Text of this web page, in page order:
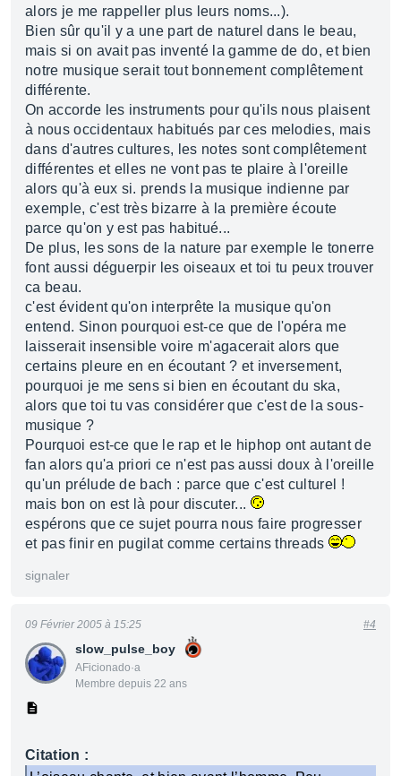
alors je me rappeller plus leurs noms...).
Bien sûr qu'il y a une part de naturel dans le beau,
mais si on avait pas inventé la gamme de do, et bien
notre musique serait tout bonnement complêtement
différente.
On accorde les instruments pour qu'ils nous plaisent
à nous occidentaux habitués par ces melodies, mais
dans d'autres cultures, les notes sont complêtement
différentes et elles ne vont pas te plaire à l'oreille
alors qu'à eux si. prends la musique indienne par
exemple, c'est très bizarre à la première écoute
parce qu'on y est pas habitué...
De plus, les sons de la nature par exemple le tonerre
font aussi déguerpir les oiseaux et toi tu peux trouver
ca beau.
c'est évident qu'on interprête la musique qu'on
entend. Sinon pourquoi est-ce que de l'opéra me
laisserait insensible voire m'agacerait alors que
certains pleure en en écoutant ? et inversement,
pourquoi je me sens si bien en écoutant du ska,
alors que toi tu vas considérer que c'est de la sous-
musique ?
Pourquoi est-ce que le rap et le hiphop ont autant de
fan alors qu'a priori ce n'est pas aussi doux à l'oreille
qu'un prélude de bach : parce que c'est culturel !
mais bon on est là pour discuter...
espérons que ce sujet pourra nous faire progresser
et pas finir en pugilat comme certains threads
signaler
slow_pulse_boy
AFicionado·a
Membre depuis 22 ans
09 Février 2005 à 15:25 #4
Citation :